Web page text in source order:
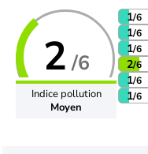
2 /6
Indice pollution
Moyen
1/6
1/6
1/6
2/6
1/6
1/6